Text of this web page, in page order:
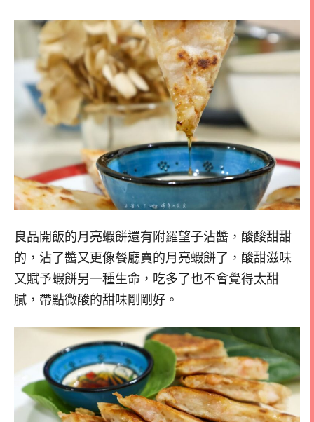
良品開飯的月亮蝦餅還有附羅望子沾醬，酸酸甜甜
的，沾了醬又更像餐廳賣的月亮蝦餅了，酸甜滋味
又賦予蝦餅另一種生命，吃多了也不會覺得太甜
膩，帶點微酸的甜味剛剛好。